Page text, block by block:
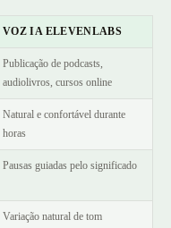
VOZ IA ELEVENLABS
Publicação de podcasts,
audiolivros, cursos online
Natural e confortável durante
horas
Pausas guiadas pelo significado
Variação natural de tom